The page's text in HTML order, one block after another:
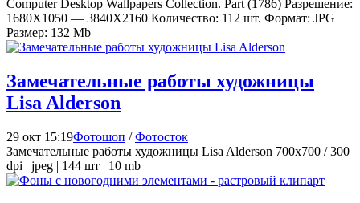
Computer Desktop Wallpapers Collection. Part (1786) Разрешение:
1680X1050 — 3840X2160 Количество: 112 шт. Формат: JPG
Размер: 132 Mb
Замечательные работы художницы
Lisa Alderson
29 окт 15:19Фотошоп /Фотосток
Замечательные работы художницы Lisa Alderson 700x700 / 300
dpi | jpeg | 144 шт | 10 mb